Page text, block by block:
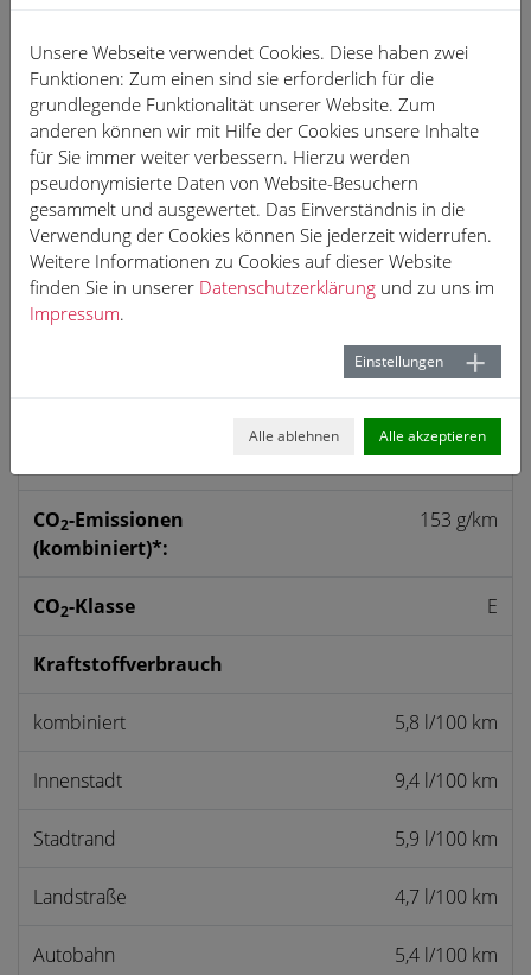
599 €
Anfrage
PDF Ansicht
5,8 l/100 km
CO2-Emissionen
(kombiniert)*:
153 g/km
CO2-Klasse E
Kraftstoffverbrauch
kombiniert 5,8 l/100 km
Innenstadt 9,4 l/100 km
Stadtrand 5,9 l/100 km
Landstraße 4,7 l/100 km
Autobahn 5,4 l/100 km
Unsere Webseite verwendet Cookies. Diese haben zwei
Funktionen: Zum einen sind sie erforderlich für die
grundlegende Funktionalität unserer Website. Zum
anderen können wir mit Hilfe der Cookies unsere Inhalte
für Sie immer weiter verbessern. Hierzu werden
pseudonymisierte Daten von Website-Besuchern
gesammelt und ausgewertet. Das Einverständnis in die
Verwendung der Cookies können Sie jederzeit widerrufen.
Weitere Informationen zu Cookies auf dieser Website
finden Sie in unserer Datenschutzerklärung und zu uns im
Impressum.
Einstellungen
Alle ablehnen Alle akzeptieren